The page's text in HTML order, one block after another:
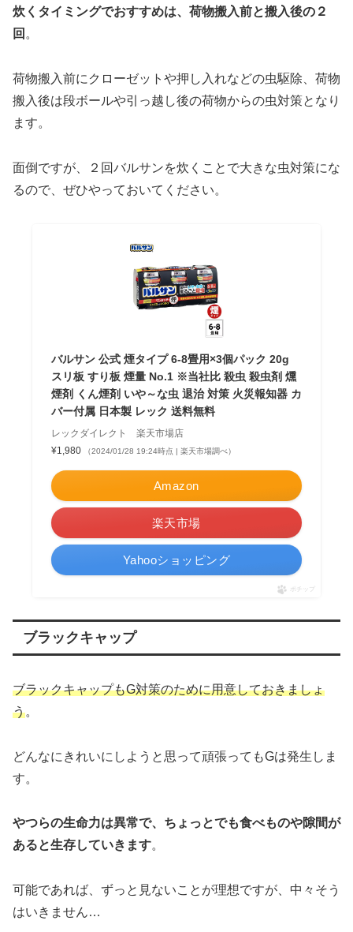
炊くタイミングでおすすめは、荷物搬入前と搬入後の２
回 。
荷物搬入前にクローゼットや押し入れなどの虫駆除、荷物
搬入後は段ボールや引っ越し後の荷物からの虫対策となり
ます。
面倒ですが、２回バルサンを炊くことで大きな虫対策にな
るので、ぜひやっておいてください。
バルサン 公式 煙タイプ 6-8畳用×3個パック 20g
スリ板 すり板 煙量 No.1 ※当社比 殺虫 殺虫剤 燻
煙剤 くん煙剤 いや～な虫 退治 対策 火災報知器 カ
バー付属 日本製 レック 送料無料
レックダイレクト 楽天市場店
¥1,980
（2024/01/28 19:24時点 | 楽天市場調べ）
Amazon
楽天市場
Yahooショッピング
ポチップ
ブラックキャップ
ブラックキャップもG対策のために用意しておきましょ
う。
どんなにきれいにしようと思って頑張ってもGは発生しま
す。
やつらの生命力は異常で、ちょっとでも食べものや隙間が
あると生存していきます。
可能であれば、ずっと見ないことが理想ですが、中々そう
はいきません…